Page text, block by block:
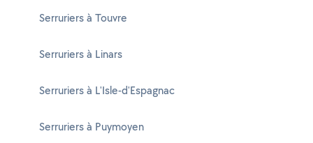
Serruriers à Touvre
Serruriers à Linars
Serruriers à L'Isle-d'Espagnac
Serruriers à Puymoyen